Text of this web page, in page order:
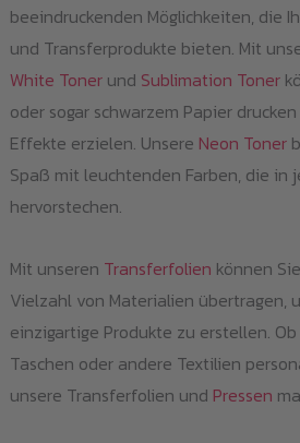
beeindruckenden Möglichkeiten, die
und Transferprodukte bieten. Mit
White Tonerund Sublimation Toner
oder sogar schwarzem Papier
Effekte erzielen. Unsere Neon Toner
Spaß mit leuchtenden Farben, die in
hervorstechen.
Mit unseren Transferfolien können
Vielzahl von Materialien übertragen,
einzigartige Produkte zu erstellen.
Taschen oder andere Textilien
unsere Transferfolien und Pressen